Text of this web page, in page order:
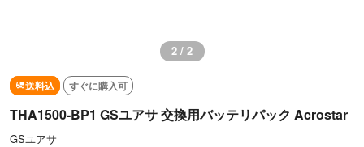
2 / 2
送料込 すぐに購入可
THA1500-BP1 GSユアサ 交換用バッテリパック Acrostar
GSユアサ